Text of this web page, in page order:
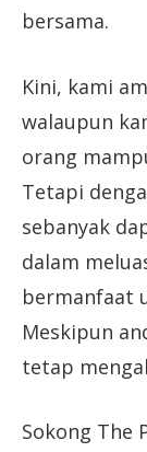
bersama.
Kini, kami
walaupun
orang
Tetapi
sebanyak
dalam
bermanfaat
Meskipun
tetap
Sokong The